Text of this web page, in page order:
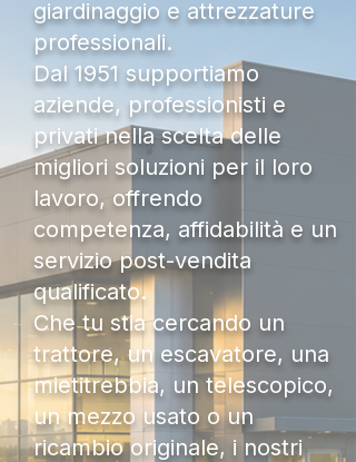
giardinaggio e attrezzature
professionali.
Dal 1951 supportiamo
aziende, professionisti e
privati nella scelta delle
migliori soluzioni per il loro
lavoro, offrendo
competenza, affidabilità e un
servizio post-vendita
qualificato.
Che tu stia cercando un
trattore, un escavatore, una
mietitrebbia, un telescopico,
un mezzo usato o un
ricambio originale, i nostri